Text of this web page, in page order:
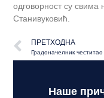
одговорност су свима
Станивуковић.
ПРЕТХОДНА
Наше